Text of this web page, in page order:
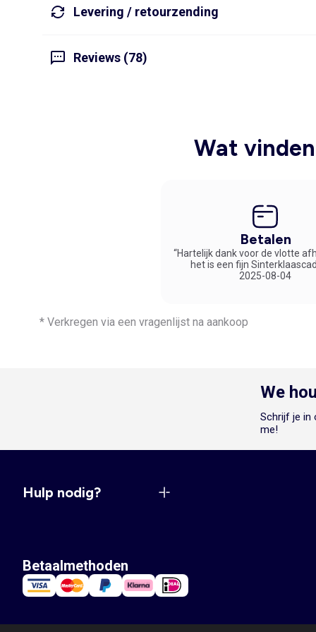
Levering / retourzending
Reviews (78)
Wat
Betalen
“Hartelijk dank voor de vlotte
het is een fijn
2025-08-04
* Verkregen via een vragenlijst na aankoop
We
Schrijf je in
me!
Hulp nodig?
Betaalmethoden